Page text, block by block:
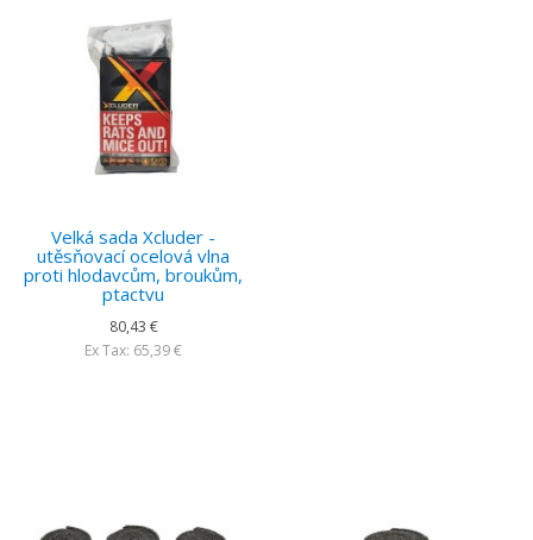
Velká sada Xcluder -
utěsňovací ocelová vlna
proti hlodavcům, broukům,
ptactvu
80,43 €
Ex Tax: 65,39 €